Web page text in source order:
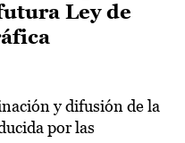
Ley de
y difusión de la
por las